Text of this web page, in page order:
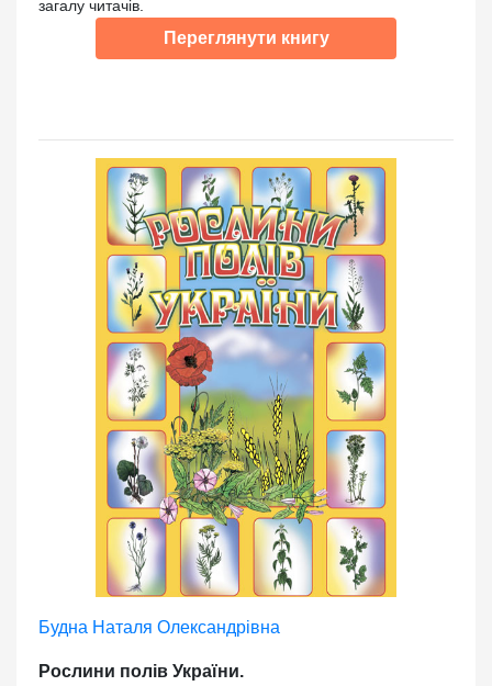
загалу читачів.
Переглянути книгу
Будна Наталя Олександрівна
Рослини полів України.